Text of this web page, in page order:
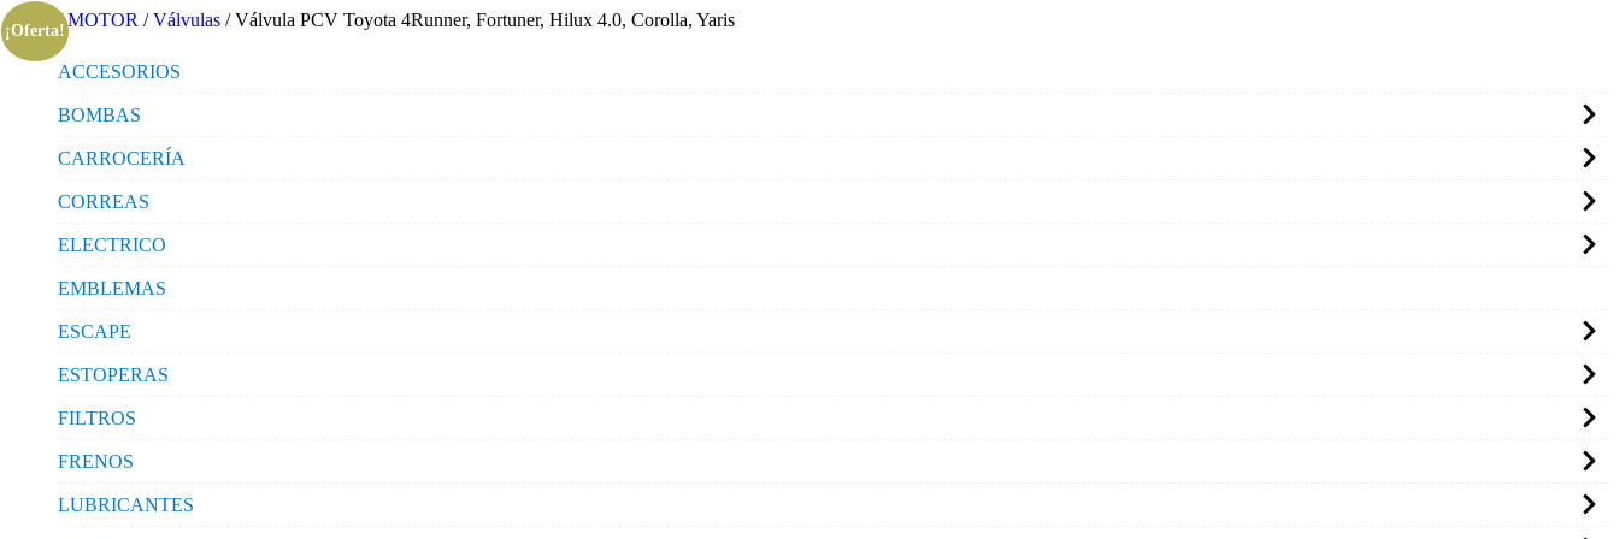
Inicio /MOTOR /Válvulas / Válvula PCV Toyota 4Runner, Fortuner, Hilux 4.0, Corolla, Yaris
ACCESORIOS
BOMBAS
CARROCERÍA
CORREAS
ELECTRICO
EMBLEMAS
ESCAPE
ESTOPERAS
FILTROS
FRENOS
LUBRICANTES
¡Oferta!